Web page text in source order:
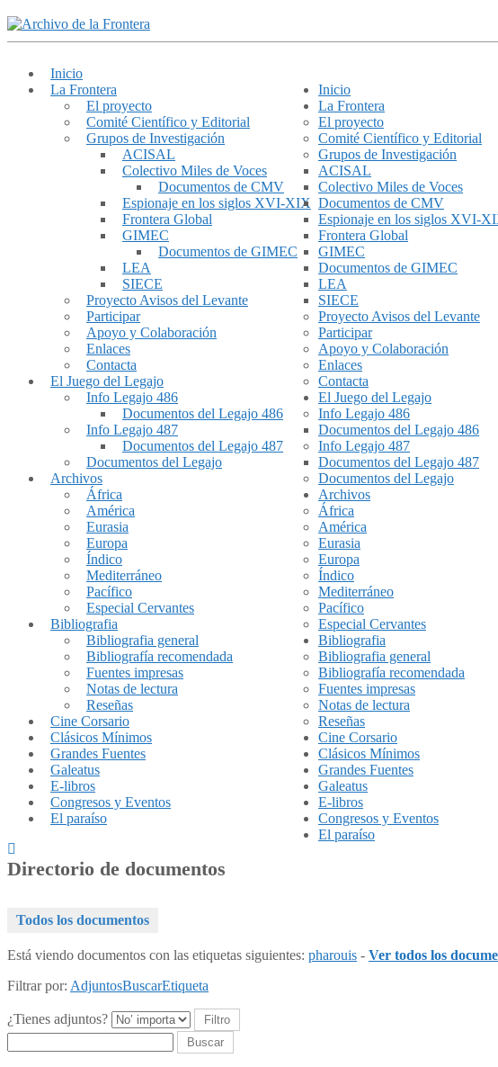
Inicio
La Frontera
El proyecto
Comité Científico y Editorial
Grupos de Investigación
ACISAL
Colectivo Miles de Voces
Documentos de CMV
Espionaje en los siglos XVI-XIX
Frontera Global
GIMEC
Documentos de GIMEC
LEA
SIECE
Proyecto Avisos del Levante
Participar
Apoyo y Colaboración
Enlaces
Contacta
El Juego del Legajo
Info Legajo 486
Documentos del Legajo 486
Info Legajo 487
Documentos del Legajo 487
Documentos del Legajo
Archivos
África
América
Eurasia
Europa
Índico
Mediterráneo
Pacífico
Especial Cervantes
Bibliografia
Bibliografia general
Bibliografía recomendada
Fuentes impresas
Notas de lectura
Reseñas
Cine Corsario
Clásicos Mínimos
Grandes Fuentes
Galeatus
E-libros
Congresos y Eventos
El paraíso
Inicio
La Frontera
El proyecto
Comité Científico y Editorial
Grupos de Investigación
ACISAL
Colectivo Miles de Voces
Documentos de CMV
Espionaje en los siglos XVI-
Frontera Global
GIMEC
Documentos de GIMEC
LEA
SIECE
Proyecto Avisos del Levante
Participar
Apoyo y Colaboración
Enlaces
Contacta
El Juego del Legajo
Info Legajo 486
Documentos del Legajo 486
Info Legajo 487
Documentos del Legajo 487
Documentos del Legajo
Archivos
África
América
Eurasia
Europa
Índico
Mediterráneo
Pacífico
Especial Cervantes
Bibliografia
Bibliografia general
Bibliografía recomendada
Fuentes impresas
Notas de lectura
Reseñas
Cine Corsario
Clásicos Mínimos
Grandes Fuentes
Galeatus
E-libros
Congresos y Eventos
El paraíso
Directorio de documentos
Todos los documentos
Está viendo documentos con las etiquetas siguientes: pharouis - Ver todos los
Filtrar por: AdjuntosBuscarEtiqueta
¿Tienes adjuntos?
Buscar